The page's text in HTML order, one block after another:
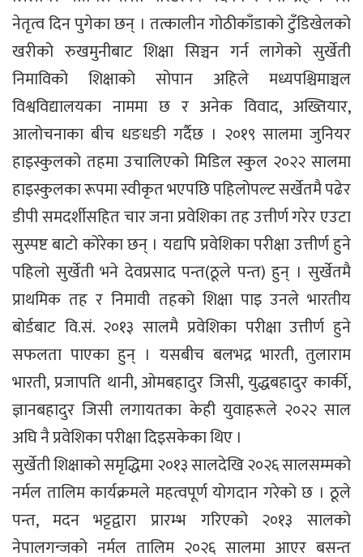
नेतृत्व दिन पुगेका छन् । तत्कालीन गोठीकाँडाको टुँडिखेलको
खरीको रुखमुनीबाट शिक्षा सिञ्चन गर्न लागेको सुर्खेती
निमाविको शिक्षाको सोपान अहिले मध्यपश्चिमाञ्चल
विश्वविद्यालयका नाममा छ र अनेक विवाद, अख्तियार,
आलोचनाका बीच धङधङी गर्दैछ । २०१९ सालमा जुनियर
हाइस्कुलको तहमा उचालिएको मिडिल स्कुल २०२२ सालमा
हाइस्कुलका रूपमा स्वीकृत भएपछि पहिलोपल्ट सर्खेतमै पढेर
डीपी समदर्शीसहित चार जना प्रवेशिका तह उत्तीर्ण गरेर एउटा
सुस्पष्ट बाटो कोरेका छन् । यद्यपि प्रवेशिका परीक्षा उत्तीर्ण हुने
पहिलो सुर्खेती भने देवप्रसाद पन्त(ठूले पन्त) हुन् । सुर्खेतमै
प्राथमिक तह र निमावी तहको शिक्षा पाइ उनले भारतीय
बोर्डबाट वि.सं. २०१३ सालमै प्रवेशिका परीक्षा उत्तीर्ण हुने
सफलता पाएका हुन् । यसबीच बलभद्र भारती, तुलाराम
भारती, प्रजापति थानी, ओमबहादुर जिसी, युद्धबहादुर कार्की,
ज्ञानबहादुर जिसी लगायतका केही युवाहरूले २०२२ साल
अघि नै प्रवेशिका परीक्षा दिइसकेका थिए ।
सुर्खेती शिक्षाको समृद्धिमा २०१३ सालदेखि २०२६ सालसम्मको
नर्मल तालिम कार्यक्रमले महत्वपूर्ण योगदान गरेको छ । ठूले
पन्त, मदन भट्टद्वारा प्रारम्भ गरिएको २०१३ सालको
नेपालगन्जको नर्मल तालिम २०२६ सालमा आएर बसन्त